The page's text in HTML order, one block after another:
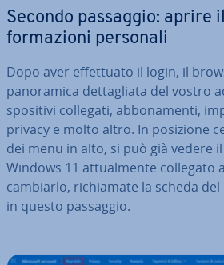
Secondo passaggio: aprire
for­ma­zio­ni personali
Dopo aver ef­fet­tua­to il login, il
pa­no­ra­mi­ca det­ta­glia­ta del vostro
spo­si­ti­vi collegati, ab­bo­na­men­ti,
privacy e molto altro. In posizione
dei menu in alto, si può già vedere
Windows 11 at­tual­men­te collegato
cambiarlo, ri­chia­ma­te la scheda del
in questo passaggio.